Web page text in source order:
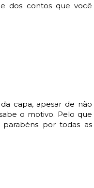
dos contos que você
capa, apesar de não
o motivo. Pelo que
por todas as